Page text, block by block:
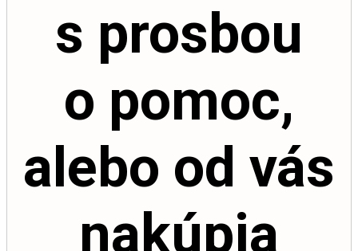
s prosbou
o pomoc,
alebo od vás
nakúpia